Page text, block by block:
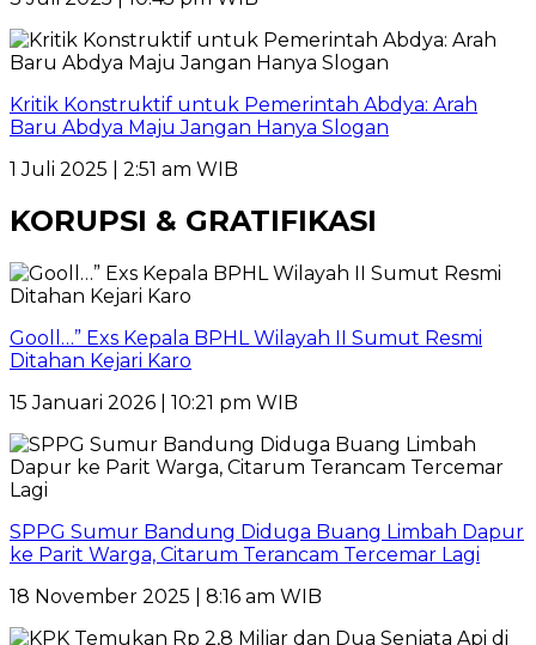
Kritik Konstruktif untuk Pemerintah Abdya: Arah
Baru Abdya Maju Jangan Hanya Slogan
1 Juli 2025 | 2:51 am WIB
KORUPSI & GRATIFIKASI
Gooll…” Exs Kepala BPHL Wilayah II Sumut Resmi
Ditahan Kejari Karo
15 Januari 2026 | 10:21 pm WIB
SPPG Sumur Bandung Diduga Buang Limbah Dapur
ke Parit Warga, Citarum Terancam Tercemar Lagi
18 November 2025 | 8:16 am WIB